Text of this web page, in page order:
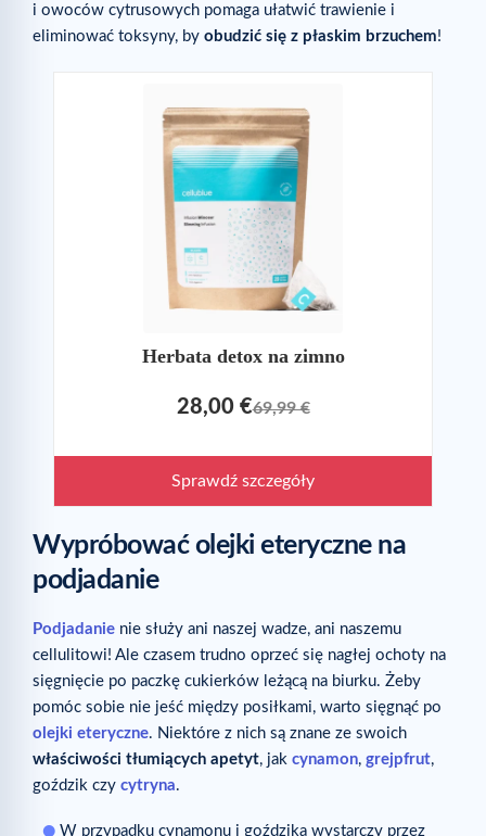
i owoców cytrusowych pomaga ułatwić trawienie i
eliminować toksyny, by obudzić się z płaskim brzuchem!
Herbata detox na zimno
28,00 €69,99 €
Sprawdź szczegóły
Wypróbować olejki eteryczne na
podjadanie
Podjadanie nie służy ani naszej wadze, ani naszemu
cellulitowi! Ale czasem trudno oprzeć się nagłej ochoty na
sięgnięcie po paczkę cukierków leżącą na biurku. Żeby
pomóc sobie nie jeść między posiłkami, warto sięgnąć po
olejki eteryczne. Niektóre z nich są znane ze swoich
właściwości tłumiących apetyt, jak cynamon, grejpfrut,
goździk czy cytryna.
W przypadku cynamonu i goździka wystarczy przez